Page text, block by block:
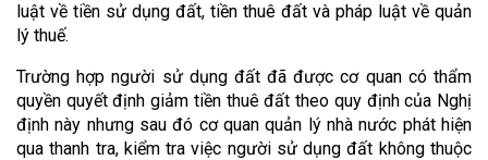
luật về tiền sử dụng đất, tiền thuê đất và pháp luật về quản
lý thuế.
Trường hợp người sử dụng đất đã được cơ quan có thẩm
quyền quyết định giảm tiền thuê đất theo quy định của Nghị
định này nhưng sau đó cơ quan quản lý nhà nước phát hiện
qua thanh tra, kiểm tra việc người sử dụng đất không thuộc